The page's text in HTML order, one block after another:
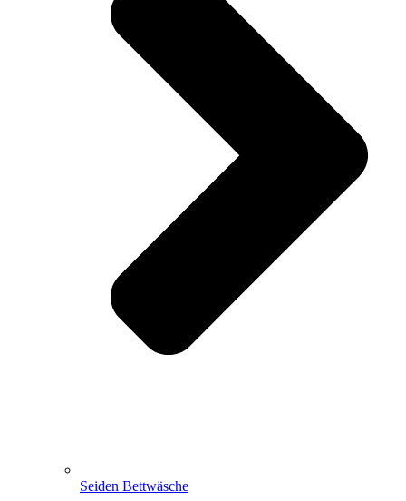
Seiden Bettwäsche